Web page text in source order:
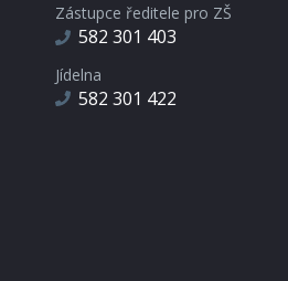
Zástupce ředitele pro ZŠ
582 301 403
Jídelna
582 301 422